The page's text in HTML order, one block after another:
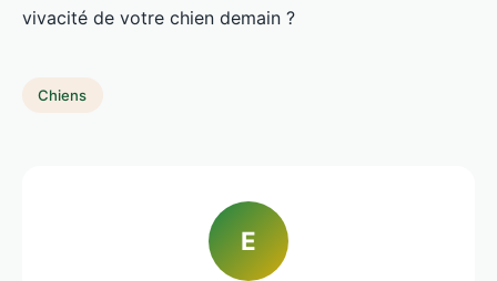
vivacité de votre chien demain ?
Chiens
E